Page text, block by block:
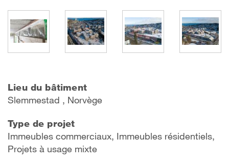
Lieu du bâtiment
Slemmestad , Norvège
Type de projet
Immeubles commerciaux, Immeubles résidentiels,
Projets à usage mixte